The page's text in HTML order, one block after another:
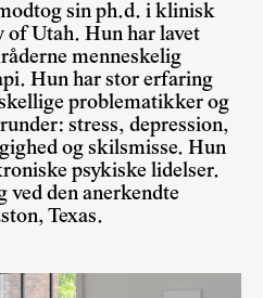
sin ph.d. i klinisk
Utah. Hun har lavet
menneskelig
Hun har stor erfaring
problematikker og
stress, depression,
og skilsmisse. Hun
psykiske lidelser.
ved den anerkendte
Texas.